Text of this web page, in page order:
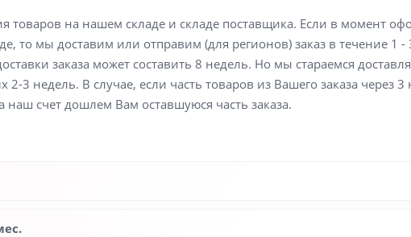
товаров на нашем складе и складе поставщика. Если в момент
то мы доставим или отправим (для регионов) заказ в течение 1 -
заказа может составить 8 недель. Но мы стараемся
2-3 недель. В случае, если часть товаров из Вашего заказа
счет дошлем Вам оставшуюся часть заказа.